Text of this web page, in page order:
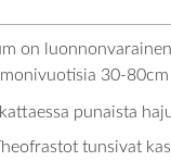
on
30-
punaista
tunsivat